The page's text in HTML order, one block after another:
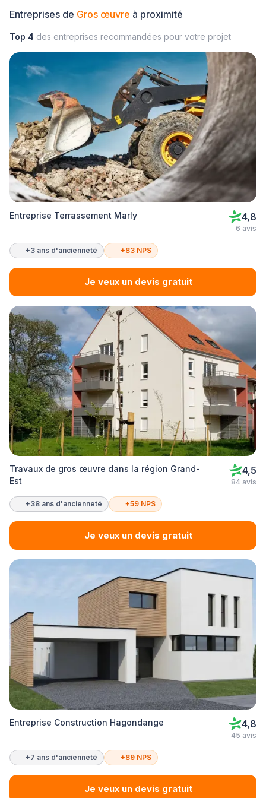
Entreprises de Gros œuvre à proximité
Top 4 des entreprises recommandées pour votre projet
Entreprise Terrassement Marly 4,8
6 avis
+3 ans d'ancienneté +83 NPS
Je veux un devis gratuit
Travaux de gros œuvre dans la région Grand-
Est
4,5
84 avis
+38 ans d'ancienneté +59 NPS
Je veux un devis gratuit
Entreprise Construction Hagondange 4,8
45 avis
+7 ans d'ancienneté +89 NPS
Je veux un devis gratuit